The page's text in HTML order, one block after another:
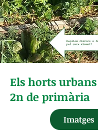
Els horts urbans
2n de primària
Imatges